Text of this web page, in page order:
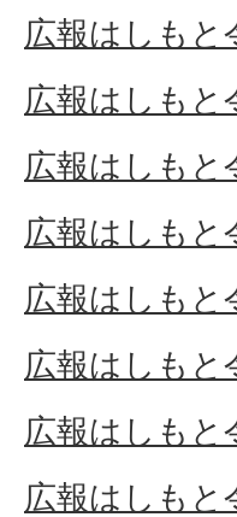
広報はしもと
広報はしもと
広報はしもと
広報はしもと
広報はしもと
広報はしもと
広報はしもと
広報はしもと